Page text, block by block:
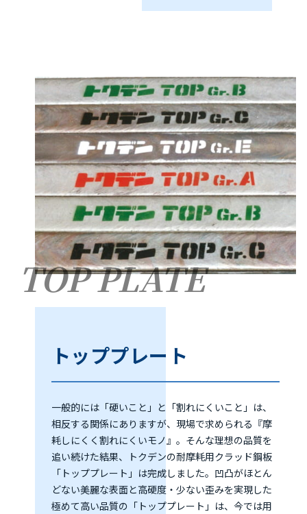
TOP PLATE
トッププレート
一般的には「硬いこと」と「割れにくいこと」は、
相反する関係にありますが、現場で求められる『摩
耗しにくく割れにくいモノ』。そんな理想の品質を
追い続けた結果、トクデンの耐摩耗用クラッド鋼板
「トッププレート」は完成しました。凹凸がほとん
どない美麗な表面と高硬度・少ない歪みを実現した
極めて高い品質の「トッププレート」は、今では用